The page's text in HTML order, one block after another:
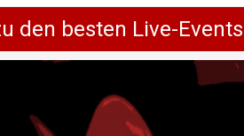
den besten Live-Events